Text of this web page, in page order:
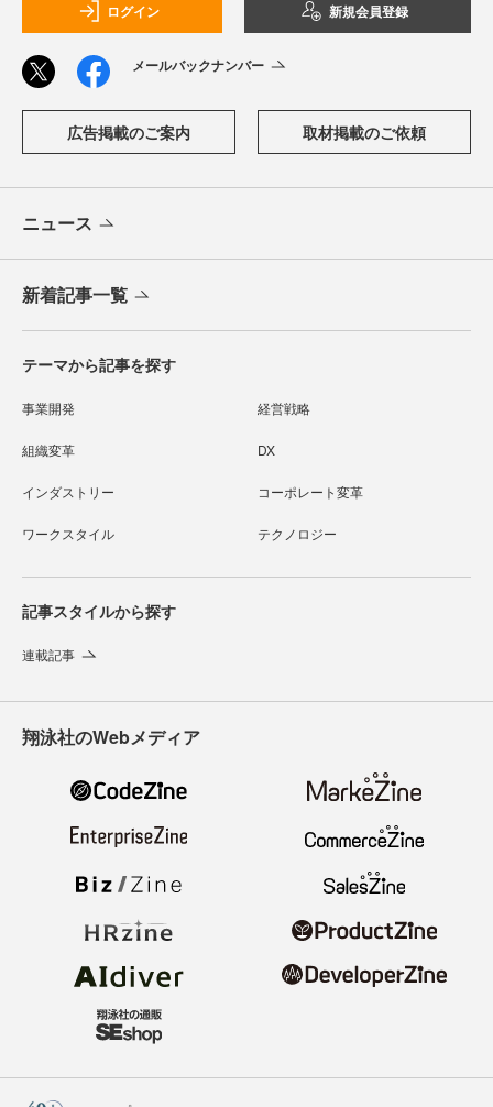
ログイン 新規会員登録
メールバックナンバー
広告掲載のご案内 取材掲載のご依頼
ニュース
新着記事一覧
テーマから記事を探す
事業開発 経営戦略
組織変革 DX
インダストリー コーポレート変革
ワークスタイル テクノロジー
記事スタイルから探す
連載記事
翔泳社のWebメディア